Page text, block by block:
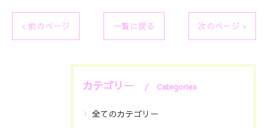
< 前のページ 一覧に戻る 次のページ >
カテゴリー Categories
全てのカテゴリー